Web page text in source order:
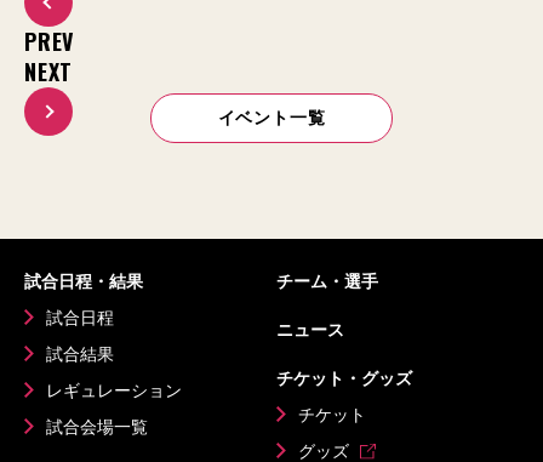
PREV
イベント一覧
NEXT
試合日程・結果
試合日程
試合結果
レギュレーション
試合会場一覧
チーム・選手
ニュース
チケット・グッズ
チケット
グッズ